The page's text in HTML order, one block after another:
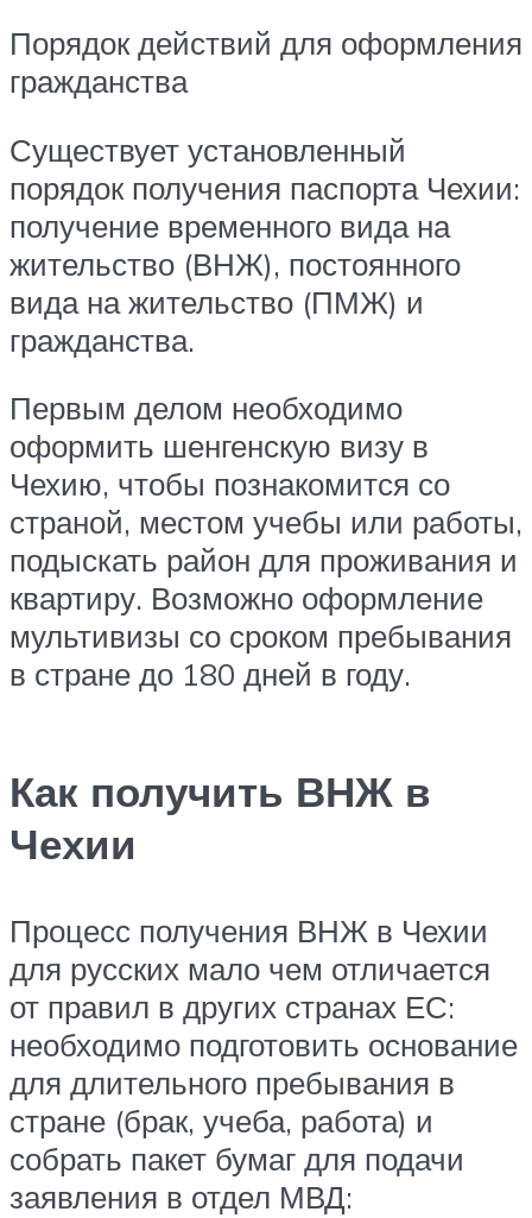
Порядок действий для оформления
гражданства
Существует установленный
порядок получения паспорта Чехии:
получение временного вида на
жительство (ВНЖ), постоянного
вида на жительство (ПМЖ) и
гражданства.
Первым делом необходимо
оформить шенгенскую визу в
Чехию, чтобы познакомится со
страной, местом учебы или работы,
подыскать район для проживания и
квартиру. Возможно оформление
мультивизы со сроком пребывания
в стране до 180 дней в году.
Как получить ВНЖ в
Чехии
Процесс получения ВНЖ в Чехии
для русских мало чем отличается
от правил в других странах ЕС:
необходимо подготовить основание
для длительного пребывания в
стране (брак, учеба, работа) и
собрать пакет бумаг для подачи
заявления в отдел МВД: